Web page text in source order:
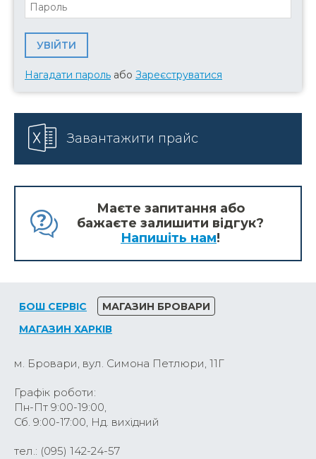
Нагадати пароль або Зареєструватися
Завантажити прайс
Маєте запитання або
бажаєте залишити відгук?
Напишіть нам!
БОШ СЕРВІС
МАГАЗИН БРОВАРИ
МАГАЗИН ХАРКІВ
м. Бровари, вул. Симона Петлюри, 11Г
Графік роботи:
Пн-Пт 9:00-19:00,
Сб. 9:00-17:00, Нд. вихідний
тел.: (095) 142-24-57